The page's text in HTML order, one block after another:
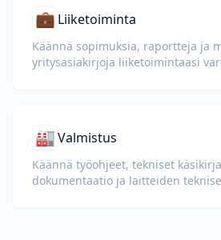
💼 Liiketoiminta
Käännä sopimuksia, raportteja ja
yritysasiakirjoja liiketoimintaasi
🏭Valmistus
Käännä työohjeet, tekniset
dokumentaatio ja laitteiden